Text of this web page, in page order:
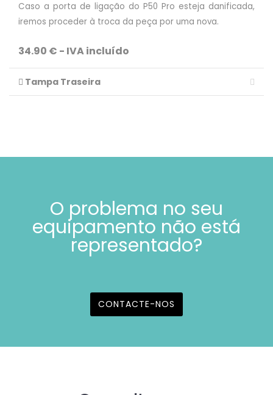
Caso a porta de ligação do P50 Pro esteja danificada,
iremos proceder à troca da peça por uma nova.
34.90 € - IVA incluído
Tampa Traseira
O problema no seu
equipamento não está
representado?
CONTACTE-NOS